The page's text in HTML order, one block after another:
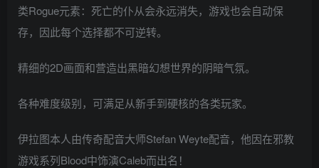
类Rogue元素：死亡的仆从会永远消失，游戏也会自动保
存，因此每个选择都不可逆转。
精细的2D画面和营造出黑暗幻想世界的阴暗气氛。
各种难度级别，可满足从新手到硬核的各类玩家。
伊拉图本人由传奇配音大师Stefan Weyte配音，他因在邪教
游戏系列Blood中饰演Caleb而出名！